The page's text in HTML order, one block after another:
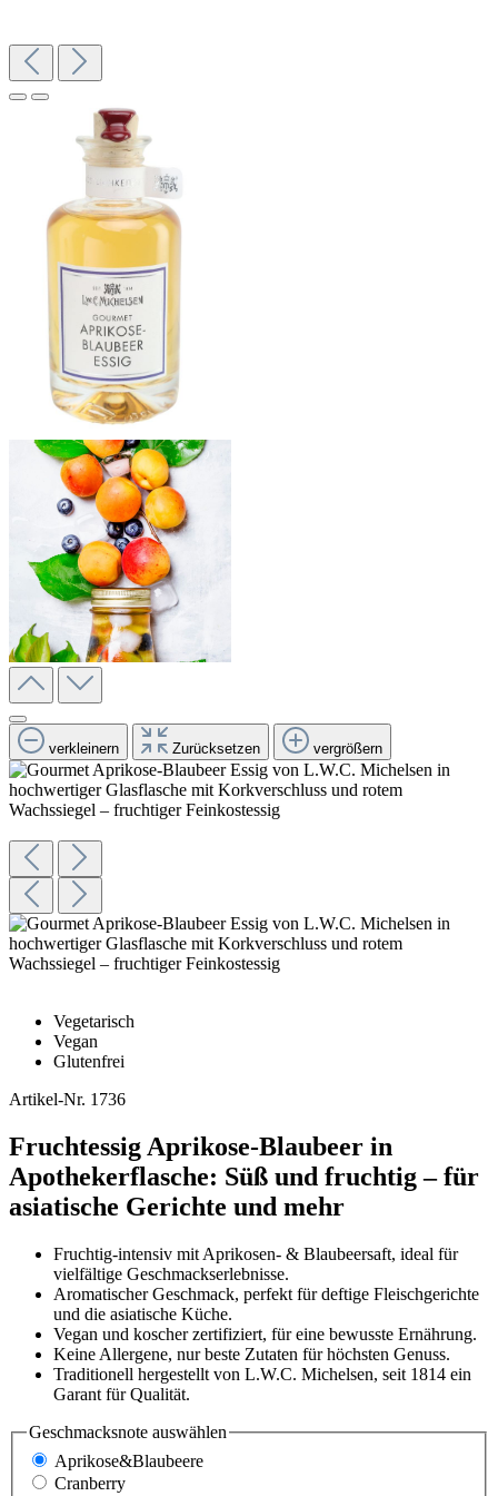
verkleinern Zurücksetzen vergrößern
Vegetarisch
Vegan
Glutenfrei
Artikel-Nr. 1736
Fruchtessig Aprikose-Blaubeer in
Apothekerflasche: Süß und fruchtig – für
asiatische Gerichte und mehr
Fruchtig-intensiv mit Aprikosen- & Blaubeersaft, ideal für
vielfältige Geschmackserlebnisse.
Aromatischer Geschmack, perfekt für deftige Fleischgerichte
und die asiatische Küche.
Vegan und koscher zertifiziert, für eine bewusste Ernährung.
Keine Allergene, nur beste Zutaten für höchsten Genuss.
Traditionell hergestellt von L.W.C. Michelsen, seit 1814 ein
Garant für Qualität.
Geschmacksnote auswählen
Aprikose&Blaubeere
Cranberry